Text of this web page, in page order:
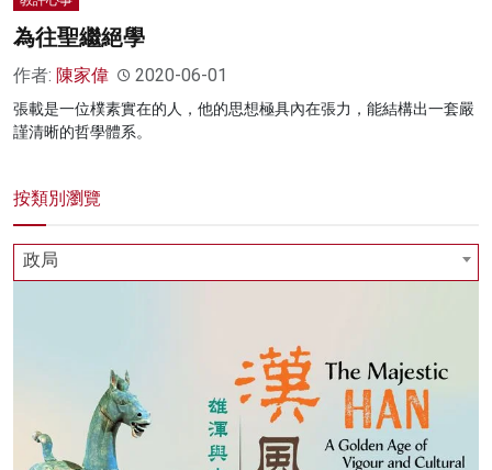
為往聖繼絕學
作者: 陳家偉 2020-06-01
張載是一位樸素實在的人，他的思想極具內在張力，能結構出一套嚴
謹清晰的哲學體系。
按類別瀏覽
政局